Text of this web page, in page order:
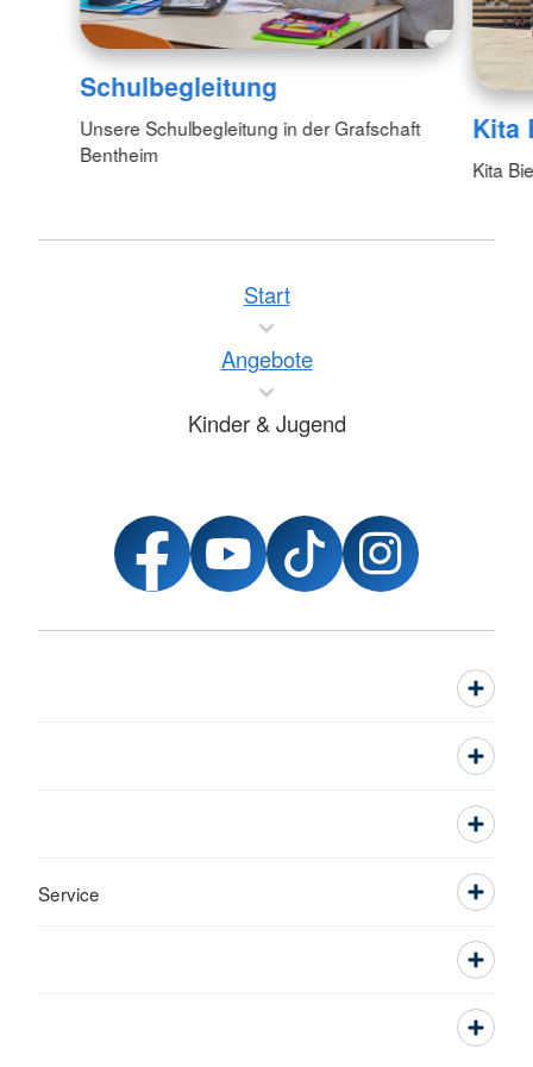
Schulbegleitung
Unsere Schulbegleitung in der Grafschaft
Bentheim
Kita
Kita
Start
Angebote
Kinder & Jugend
Service